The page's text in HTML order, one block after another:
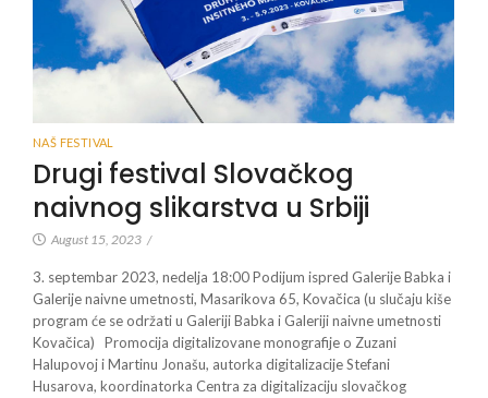
NAŠ FESTIVAL
Drugi festival Slovačkog
naivnog slikarstva u Srbiji
August 15, 2023 /
3. septembar 2023, nedelja 18:00 Podijum ispred Galerije Babka i
Galerije naivne umetnosti, Masarikova 65, Kovačica (u slučaju kiše
program će se održati u Galeriji Babka i Galeriji naivne umetnosti
Kovačica) Promocija digitalizovane monografije o Zuzani
Halupovoj i Martinu Jonašu, autorka digitalizacije Stefani
Husarova, koordinatorka Centra za digitalizaciju slovačkog